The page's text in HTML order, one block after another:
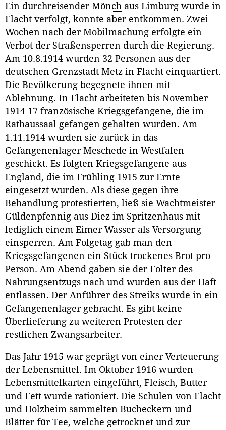
Ein durchreisender Mönch aus Limburg wurde in
Flacht verfolgt, konnte aber entkommen. Zwei
Wochen nach der Mobilmachung erfolgte ein
Verbot der Straßensperren durch die Regierung.
Am 10.8.1914 wurden 32 Personen aus der
deutschen Grenzstadt Metz in Flacht einquartiert.
Die Bevölkerung begegnete ihnen mit
Ablehnung. In Flacht arbeiteten bis November
1914 17 französische Kriegsgefangene, die im
Rathaussaal gefangen gehalten wurden. Am
1.11.1914 wurden sie zurück in das
Gefangenenlager Meschede in Westfalen
geschickt. Es folgten Kriegsgefangene aus
England, die im Frühling 1915 zur Ernte
eingesetzt wurden. Als diese gegen ihre
Behandlung protestierten, ließ sie Wachtmeister
Güldenpfennig aus Diez im Spritzenhaus mit
lediglich einem Eimer Wasser als Versorgung
einsperren. Am Folgetag gab man den
Kriegsgefangenen ein Stück trockenes Brot pro
Person. Am Abend gaben sie der Folter des
Nahrungsentzugs nach und wurden aus der Haft
entlassen. Der Anführer des Streiks wurde in ein
Gefangenenlager gebracht. Es gibt keine
Überlieferung zu weiteren Protesten der
restlichen Zwangsarbeiter.
Das Jahr 1915 war geprägt von einer Verteuerung
der Lebensmittel. Im Oktober 1916 wurden
Lebensmittelkarten eingeführt, Fleisch, Butter
und Fett wurde rationiert. Die Schulen von Flacht
und Holzheim sammelten Bucheckern und
Blätter für Tee, welche getrocknet und zur